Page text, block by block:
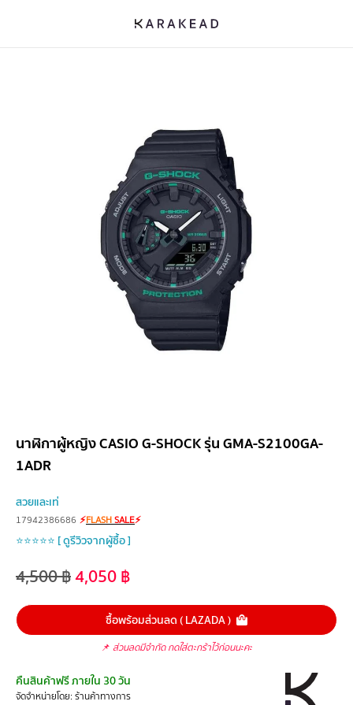
นาฬิกาผู้หญิง CASIO G-SHOCK รุ่น GMA-S2100GA-
1ADR
สวยและเท่
17942386686 ⚡FLASHSALE⚡
⭐⭐⭐⭐⭐ [ ดูรีวิวจากผู้ซื้อ ]
4,500฿4,050฿
ซื้อพร้อมส่วนลด ( LAZADA )
📌 ส่วนลดมีจำกัด กดใส่ตะกร้าไว้ก่อนนะคะ
คืนสินค้าฟรี ภายใน 30 วัน
จัดจำหน่ายโดย: ร้านค้าทางการ